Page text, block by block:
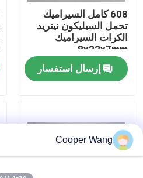
رقابة جودة
اتصل بنا
محامل كروية سيراميك
608 كامل السيراميك
تحمل السيليكون نيتريد
الكرات السيراميك
8x22x7mm
إرسال استفسار
Cooper Wang